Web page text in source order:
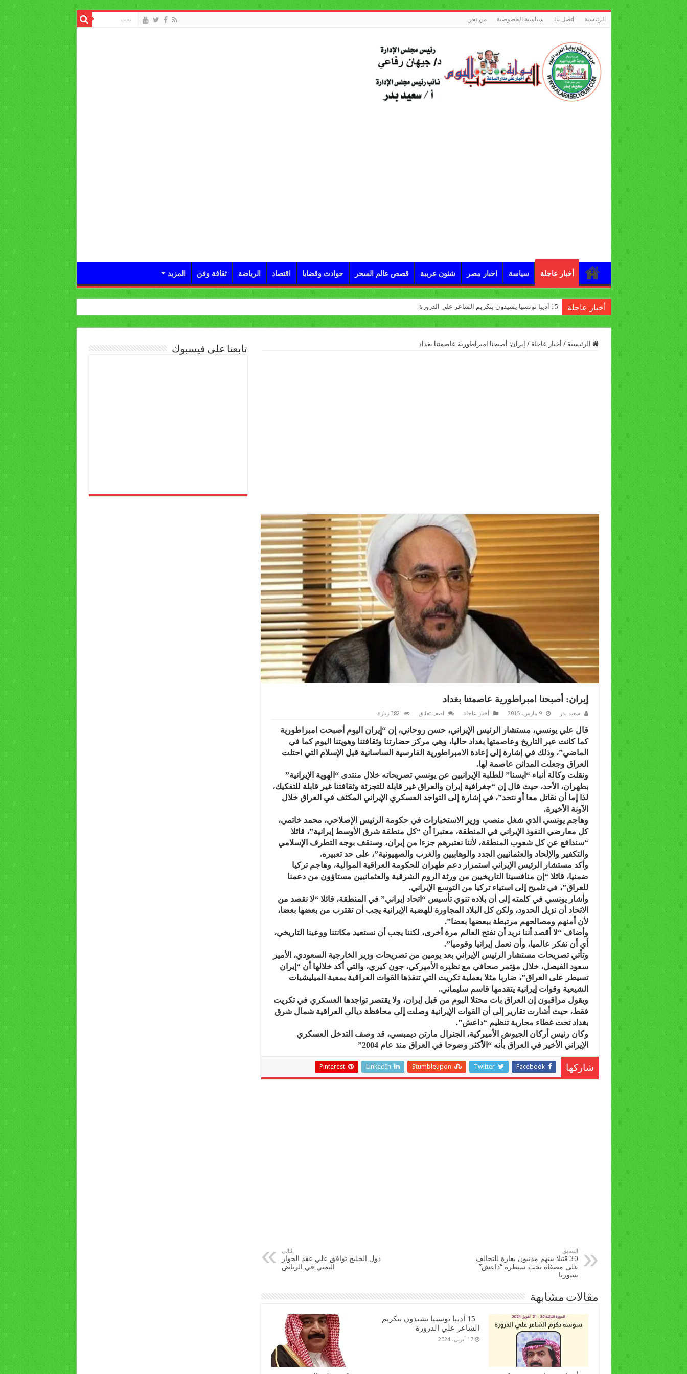
الرئيسية اتصل بنا سياسية الخصوصية من نحن
أخبار عاجلة سياسة اخبار مصر شئون عربية قصص عالم السحر حوادث وقضايا اقتصاد الرياضة ثقافة وفن المزيد
أخبار عاجلة 15 أديبا تونسيا يشيدون بتكريم الشاعر علي الدرورة
الرئيسية / أخبار عاجلة / إيران: أصبحنا امبراطورية عاصمتنا بغداد
إيران: أصبحنا امبراطورية عاصمتنا بغداد
سعيد بدر 9 مارس، 2015 أخبار عاجلة اضف تعليق 382 زيارة
قال علي يونسي، مستشار الرئيس الإيراني، حسن روحاني، إن “إيران اليوم أصبحت امبراطورية
كما كانت عبر التاريخ وعاصمتها بغداد حاليا، وهي مركز حضارتنا وثقافتنا وهويتنا اليوم كما في
الماضي”، وذلك في إشارة إلى إعادة الامبراطورية الفارسية الساسانية قبل الإسلام التي احتلت
العراق وجعلت المدائن عاصمة لها.
ونقلت وكالة أنباء “ايسنا” للطلبة الإيرانيين عن يونسي تصريحاته خلال منتدى “الهوية الإيرانية”
بطهران، الأحد، حيث قال إن “جغرافية إيران والعراق غير قابلة للتجزئة وثقافتنا غير قابلة للتفكيك،
لذا إما أن نقاتل معا أو نتحد”، في إشارة إلى التواجد العسكري الإيراني المكثف في العراق خلال
الآونة الأخيرة.
وهاجم يونسي الذي شغل منصب وزير الاستخبارات في حكومة الرئيس الإصلاحي، محمد خاتمي،
كل معارضي النفوذ الإيراني في المنطقة، معتبرا أن “كل منطقة شرق الأوسط إيرانية”، قائلا
“سندافع عن كل شعوب المنطقة، لأننا نعتبرهم جزءا من إيران، وسنقف بوجه التطرف الإسلامي
والتكفير والإلحاد والعثمانيين الجدد والوهابيين والغرب والصهيونية”، على حد تعبيره.
وأكد مستشار الرئيس الإيراني استمرار دعم طهران للحكومة العراقية الموالية، وهاجم تركيا
ضمنيا، قائلا “إن منافسينا التاريخيين من ورثة الروم الشرقية والعثمانيين مستاؤون من دعمنا
للعراق”، في تلميح إلى استياء تركيا من التوسع الإيراني.
وأشار يونسي في كلمته إلى أن بلاده تنوي تأسيس “اتحاد إيراني” في المنطقة، قائلا “لا نقصد من
الاتحاد أن نزيل الحدود، ولكن كل البلاد المجاورة للهضبة الإيرانية يجب أن تقترب من بعضها بعضا،
لأن أمنهم ومصالحهم مرتبطة ببعضها بعضا”.
وأضاف “لا أقصد أننا نريد أن نفتح العالم مرة أخرى، لكننا يجب أن نستعيد مكانتنا ووعينا التاريخي،
أي أن نفكر عالميا، وأن نعمل إيرانيا وقوميا”.
وتأتي تصريحات مستشار الرئيس الإيراني بعد يومين من تصريحات وزير الخارجية السعودي، الأمير
سعود الفيصل، خلال مؤتمر صحافي مع نظيره الأميركي، جون كيري، والتي أكد خلالها أن “إيران
تسيطر على العراق”، ضاربا مثلا بعملية تكريت التي تنفذها القوات العراقية بمعية الميليشيات
الشيعية وقوات إيرانية يتقدمها قاسم سليماني.
ويقول مراقبون إن العراق بات محتلا اليوم من قبل إيران، ولا يقتصر تواجدها العسكري في تكريت
فقط، حيث أشارت تقارير إلى أن القوات الإيرانية وصلت إلى محافظة ديالى العراقية شمال شرق
بغداد تحت غطاء محاربة تنظيم “داعش”.
وكان رئيس أركان الجيوش الأميركية، الجنرال مارتن ديمبسي، قد وصف التدخل العسكري
الإيراني الأخير في العراق بأنه “الأكثر وضوحا في العراق منذ عام 2004”
شاركها Facebook
Twitter
Stumbleupon
LinkedIn
Pinterest
السابق
30 قتيلا بينهم مدنيون بغارة للتحالف
على مصفاة تحت سيطرة “داعش”
بسوريا
التالي
دول الخليج توافق علي عقد الحوار
اليمني في الرياض
مقالات مشابهة
15 أديبا تونسيا يشيدون بتكريم
الشاعر علي الدرورة
17 أبريل، 2024
تابعنا على فيسبوك